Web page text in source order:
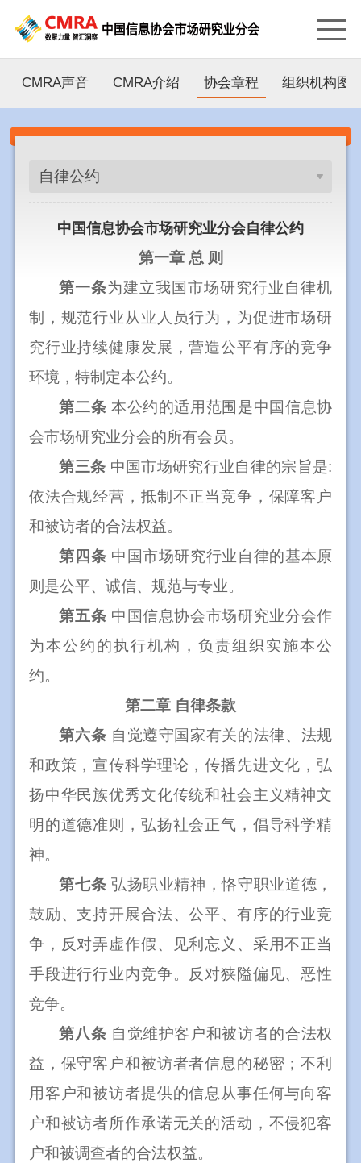
CMRA声音 CMRA介绍 协会章程 组织机构图
自律公约
中国信息协会市场研究业分会自律公约
第一章 总 则
第一条为建立我国市场研究行业自律机
制，规范行业从业人员行为，为促进市场研
究行业持续健康发展，营造公平有序的竞争
环境，特制定本公约。
第二条 本公约的适用范围是中国信息协
会市场研究业分会的所有会员。
第三条 中国市场研究行业自律的宗旨是:
依法合规经营，抵制不正当竞争，保障客户
和被访者的合法权益。
第四条 中国市场研究行业自律的基本原
则是公平、诚信、规范与专业。
第五条 中国信息协会市场研究业分会作
为本公约的执行机构，负责组织实施本公
约。
第二章 自律条款
第六条 自觉遵守国家有关的法律、法规
和政策，宣传科学理论，传播先进文化，弘
扬中华民族优秀文化传统和社会主义精神文
明的道德准则，弘扬社会正气，倡导科学精
神。
第七条 弘扬职业精神，恪守职业道德，
鼓励、支持开展合法、公平、有序的行业竞
争，反对弄虚作假、见利忘义、采用不正当
手段进行行业内竞争。反对狭隘偏见、恶性
竞争。
第八条 自觉维护客户和被访者的合法权
益，保守客户和被访者者信息的秘密；不利
用客户和被访者提供的信息从事任何与向客
户和被访者所作承诺无关的活动，不侵犯客
户和被调查者的合法权益。